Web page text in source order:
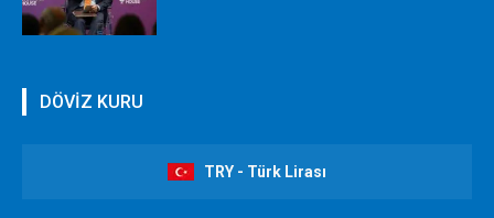
DÖVİZ KURU
TRY - Türk Lirası